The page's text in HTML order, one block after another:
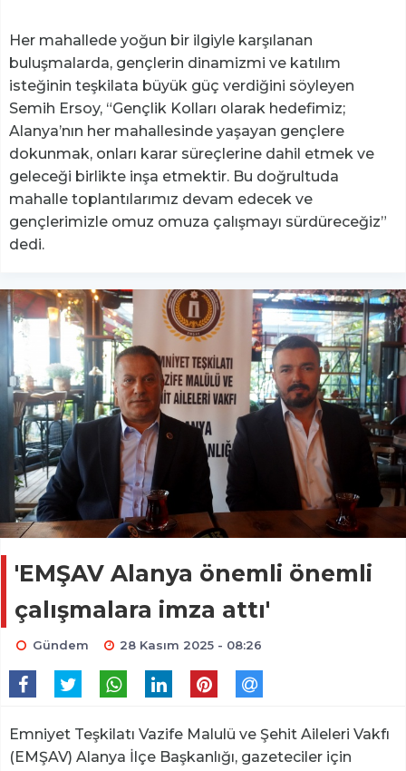
Her mahallede yoğun bir ilgiyle karşılanan
buluşmalarda, gençlerin dinamizmi ve katılım
isteğinin teşkilata büyük güç verdiğini söyleyen
Semih Ersoy, “Gençlik Kolları olarak hedefimiz;
Alanya’nın her mahallesinde yaşayan gençlere
dokunmak, onları karar süreçlerine dahil etmek ve
geleceği birlikte inşa etmektir. Bu doğrultuda
mahalle toplantılarımız devam edecek ve
gençlerimizle omuz omuza çalışmayı sürdüreceğiz”
dedi.
'EMŞAV Alanya önemli önemli
çalışmalara imza attı'
Gündem 28 Kasım 2025 - 08:26
Emniyet Teşkilatı Vazife Malulü ve Şehit Aileleri Vakfı
(EMŞAV) Alanya İlçe Başkanlığı, gazeteciler için